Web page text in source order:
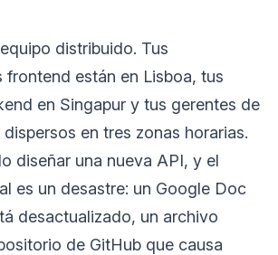
distribuido. Tus
frontend están en Lisboa, tus
en Singapur y tus gerentes de
en tres zonas horarias.
diseñar una nueva API, y el
es un desastre: un Google Doc
desactualizado, un archivo
de GitHub que causa